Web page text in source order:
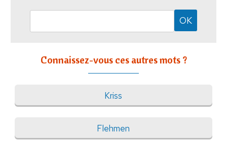
Connaissez-vous ces autres mots ?
Kriss
Flehmen